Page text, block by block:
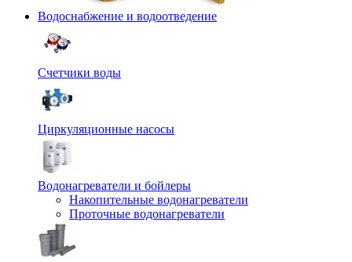
Водоснабжение и водоотведение
Счетчики воды
Циркуляционные насосы
Водонагреватели и бойлеры
Накопительные водонагреватели
Проточные водонагреватели